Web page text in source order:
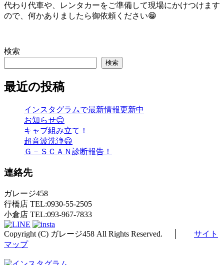
代わり代車や、レンタカーをご準備して現場にかけつけます
ので、何かありましたら御依頼ください😁
検索
検索
最近の投稿
インスタグラムで最新情報更新中
お知らせ😊
キャブ組み立て！
超音波洗浄😃
Ｇ－ＳＣＡＮ診断報告！
連絡先
ガレージ458
行橋店 TEL:0930-55-2505
小倉店 TEL:093-967-7833
Copyright (C) ガレージ458 All Rights Reserved. │ サイト
マップ